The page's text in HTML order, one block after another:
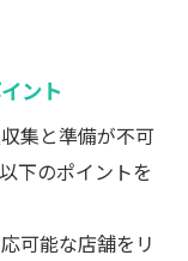
ント
集と準備が不可
下のポイントを
可能な店舗をリ